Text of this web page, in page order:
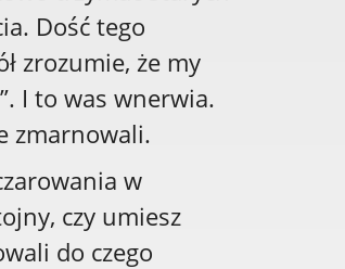
Dość tego
zrozumie, że my
I to was wnerwia.
zmarnowali.
w
czy umiesz
do czego